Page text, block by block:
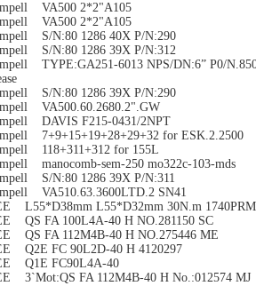
VA500 2*2"A105
VA500 2*2"A105
S/N:80 1286 40X P/N:290
S/N:80 1286 39X P/N:312
TYPE:GA251-6013 NPS/DN:6” P0/
S/N:80 1286 39X P/N:290
VA500.60.2680.2".GW
DAVIS F215-0431/2NPT
7+9+15+19+28+29+32 for ESK.2.2500
118+311+312 for 155L
manocomb-sem-250 mo322c-103-mds
S/N:80 1286 39X P/N:311
VA510.63.3600LTD.2 SN41
L55*D38mm L55*D32mm 30N.m 1740PRM
QS FA 100L4A-40 H NO.281150 SC
QS FA 112M4B-40 H NO.275446 ME
Q2E FC 90L2D-40 H 4120297
Q1E FC90L4A-40
3`Mot:QS FA 112M4B-40 H No.:012574 MJ